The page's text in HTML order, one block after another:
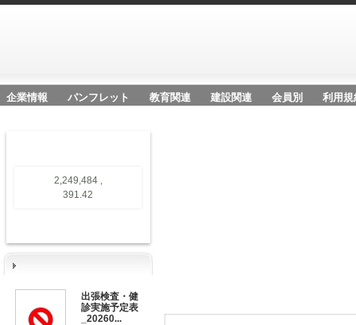
企業情報 パンフレット 教育関連 建設関連 会員別 利用規
2,249,484 ,
391.42
出張検査・健
診実施予定表
_20260...